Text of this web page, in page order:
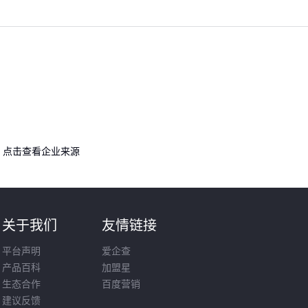
点击查看企业来源
关于我们
平台声明
产品百科
生态合作
建议反馈
友情链接
爱企查
加盟星
百度营销